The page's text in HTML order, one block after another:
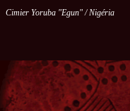
Cimier Yoruba "Egun" / Nigéria